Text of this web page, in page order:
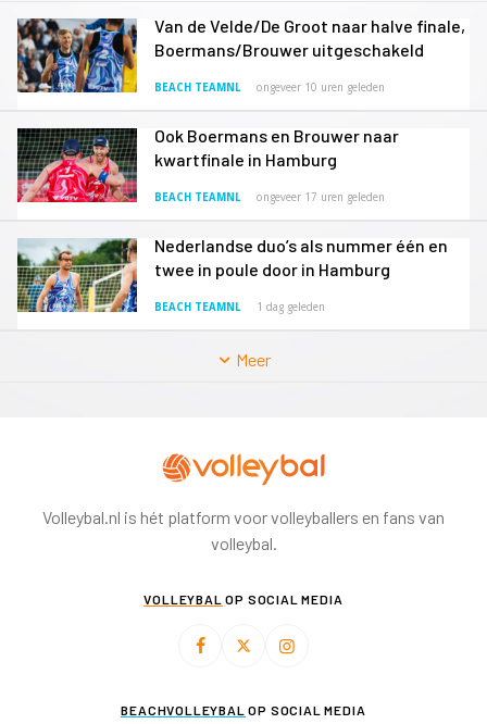
Van de Velde/De Groot naar halve finale,
Boermans/Brouwer uitgeschakeld
BEACH TEAMNL ongeveer 10 uren geleden
Ook Boermans en Brouwer naar
kwartfinale in Hamburg
BEACH TEAMNL ongeveer 17 uren geleden
Nederlandse duo’s als nummer één en
twee in poule door in Hamburg
BEACH TEAMNL 1 dag geleden
Meer
Volleybal.nl is hét platform voor volleyballers en fans van
volleybal.
VOLLEYBAL OP SOCIAL MEDIA
BEACHVOLLEYBAL OP SOCIAL MEDIA